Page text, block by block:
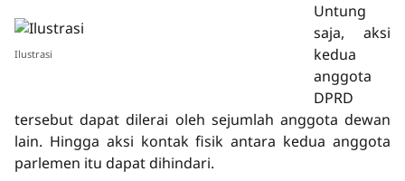
Ilustrasi
Untung
saja, aksi
kedua
anggota
DPRD
tersebut dapat dilerai oleh sejumlah anggota dewan
lain. Hingga aksi kontak fisik antara kedua anggota
parlemen itu dapat dihindari.